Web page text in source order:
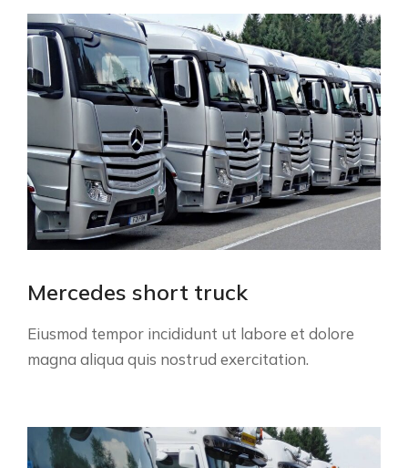
Mercedes short truck
Eiusmod tempor incididunt ut labore et dolore
magna aliqua quis nostrud exercitation.